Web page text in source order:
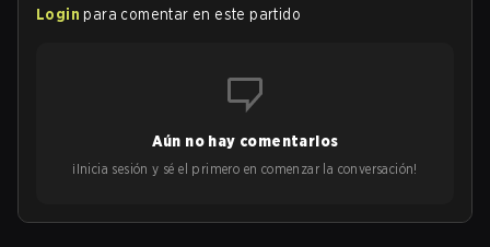
Login para comentar en este partido
Aún no hay comentarios
¡Inicia sesión y sé el primero en comenzar la conversación!